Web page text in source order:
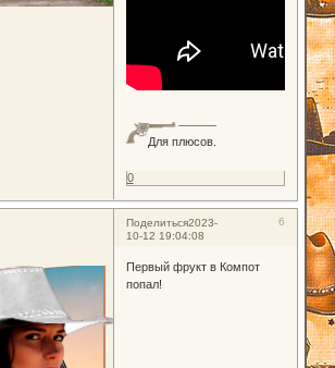
Для плюсов.
0
Поделиться 6
2023-
10-12 19:04:08
Первый фрукт в Компот
попал!